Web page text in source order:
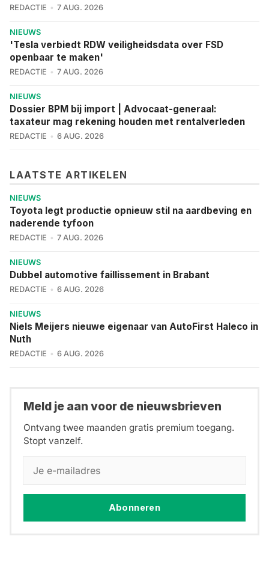
REDACTIE 7 AUG. 2026
NIEUWS
'Tesla verbiedt RDW veiligheidsdata over FSD
openbaar te maken'
REDACTIE 7 AUG. 2026
NIEUWS
Dossier BPM bij import | Advocaat-generaal:
taxateur mag rekening houden met rentalverleden
REDACTIE 6 AUG. 2026
LAATSTE ARTIKELEN
NIEUWS
Toyota legt productie opnieuw stil na aardbeving en
naderende tyfoon
REDACTIE 7 AUG. 2026
NIEUWS
Dubbel automotive faillissement in Brabant
REDACTIE 6 AUG. 2026
NIEUWS
Niels Meijers nieuwe eigenaar van AutoFirst Haleco in
Nuth
REDACTIE 6 AUG. 2026
Meld je aan voor de nieuwsbrieven
Ontvang twee maanden gratis premium toegang.
Stopt vanzelf.
Abonneren